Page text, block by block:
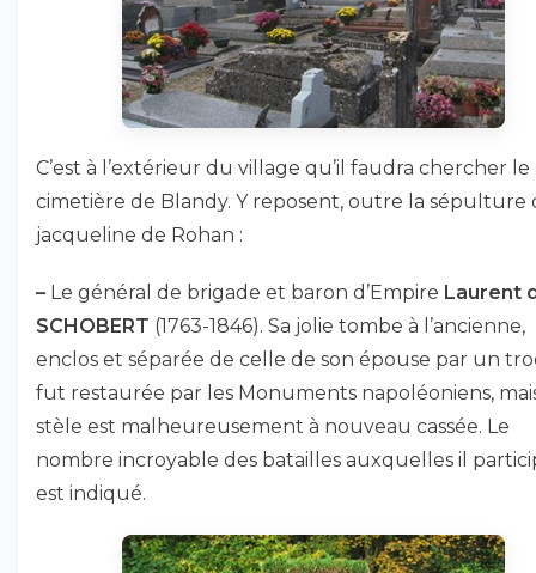
C’est à l’extérieur du village qu’il faudra chercher le
cimetière de Blandy. Y reposent, outre la sépulture
jacqueline de Rohan :
– Le général de brigade et baron d’Empire Laurent
SCHOBERT (1763-1846). Sa jolie tombe à l’ancienne,
enclos et séparée de celle de son épouse par un
fut restaurée par les Monuments napoléoniens,
stèle est malheureusement à nouveau cassée. Le
nombre incroyable des batailles auxquelles il
est indiqué.